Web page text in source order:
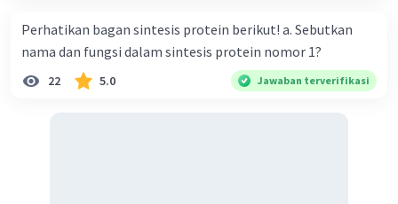
02 Agustus 2023 12:22
Fungsi klor pada hewan
Beri Rating Balas
Perhatikan bagan sintesis protein berikut! a. Sebutkan
nama dan fungsi dalam sintesis protein nomor 1?
22 5.0 Jawaban terverifikasi